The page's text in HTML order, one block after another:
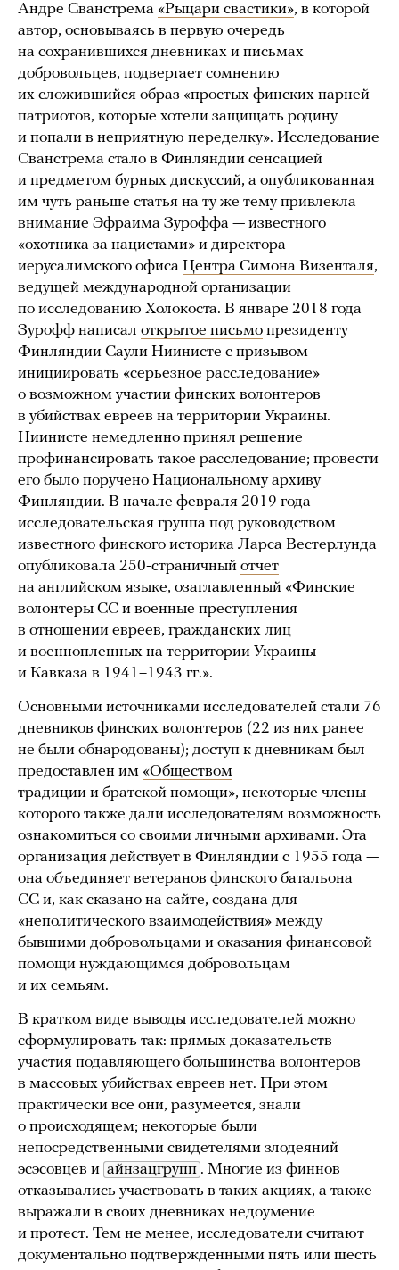
Андре Сванстрема «Рыцари свастики», в которой
автор, основываясь в первую очередь
на сохранившихся дневниках и письмах
добровольцев, подвергает сомнению
их сложившийся образ «простых финских парней-
патриотов, которые хотели защищать родину
и попали в неприятную переделку». Исследование
Сванстрема стало в Финляндии сенсацией
и предметом бурных дискуссий, а опубликованная
им чуть раньше статья на ту же тему привлекла
внимание Эфраима Зуроффа — известного
«охотника за нацистами» и директора
иерусалимского офиса Центра Симона Визенталя,
ведущей международной организации
по исследованию Холокоста. В январе 2018 года
Зурофф написал открытое письмо президенту
Финляндии Саули Ниинисте с призывом
инициировать «серьезное расследование»
о возможном участии финских волонтеров
в убийствах евреев на территории Украины.
Ниинисте немедленно принял решение
профинансировать такое расследование; провести
его было поручено Национальному архиву
Финляндии. В начале февраля 2019 года
исследовательская группа под руководством
известного финского историка Ларса Вестерлунда
опубликовала 250-страничный отчет
на английском языке, озаглавленный «Финские
волонтеры СС и военные преступления
в отношении евреев, гражданских лиц
и военнопленных на территории Украины
и Кавказа в 1941–1943 гг.».
Основными источниками исследователей стали 76
дневников финских волонтеров (22 из них ранее
не были обнародованы); доступ к дневникам был
предоставлен им «Обществом
традиции и братской помощи», некоторые члены
которого также дали исследователям возможность
ознакомиться со своими личными архивами. Эта
организация действует в Финляндии с 1955 года —
она объединяет ветеранов финского батальона
СС и, как сказано на сайте, создана для
«неполитического взаимодействия» между
бывшими добровольцами и оказания финансовой
помощи нуждающимся добровольцам
и их семьям.
В кратком виде выводы исследователей можно
сформулировать так: прямых доказательств
участия подавляющего большинства волонтеров
в массовых убийствах евреев нет. При этом
практически все они, разумеется, знали
о происходящем; некоторые были
непосредственными свидетелями злодеяний
эсэсовцев и айнзацгрупп . Многие из финнов
отказывались участвовать в таких акциях, а также
выражали в своих дневниках недоумение
и протест. Тем не менее, исследователи считают
документально подтвержденными пять или шесть